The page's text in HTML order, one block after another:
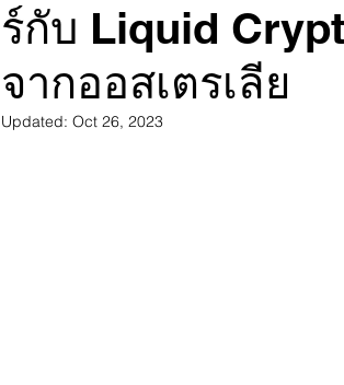
ร์กับ Liquid
จากออสเตรเลีย
Updated: Oct 26, 2023